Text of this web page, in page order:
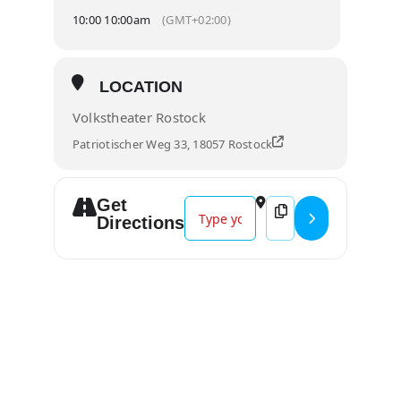
10:00 10:00am (GMT+02:00)
LOCATION
Volkstheater Rostock
Patriotischer Weg 33, 18057 Rostock
Get
Directions
Address - Graffiti-Jam []Destination Address